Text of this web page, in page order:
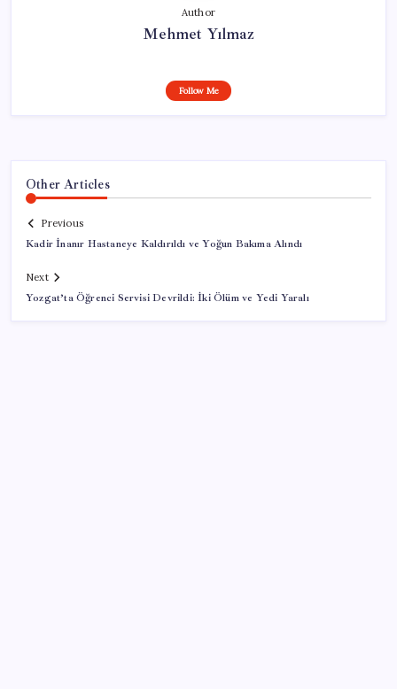
Author
Mehmet Yılmaz
Follow Me
Other Articles
Previous
Kadir İnanır Hastaneye Kaldırıldı ve Yoğun Bakıma Alındı
Next
Yozgat’ta Öğrenci Servisi Devrildi: İki Ölüm ve Yedi Yaralı